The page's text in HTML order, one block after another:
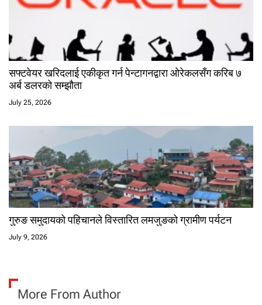
सफ्टवेयर खरिदलाई एकीकृत गर्न पेन्टागनद्वारा ओरेकलसँग करिब ७
अर्ब डलरको सम्झौता
July 25, 2026
गुरुङ समुदायको पहिचानले विस्तारित लमजुङको ग्रामीण पर्यटन
July 9, 2026
More From Author